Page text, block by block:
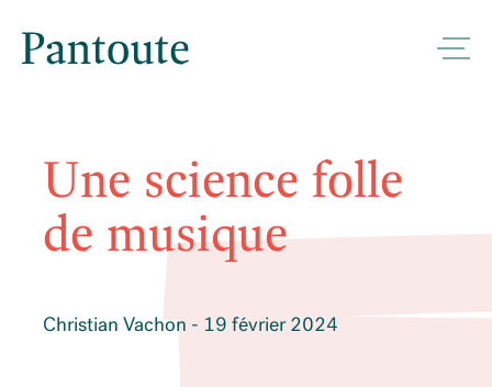
Une science folle
de musique
Christian Vachon - 19 février 2024